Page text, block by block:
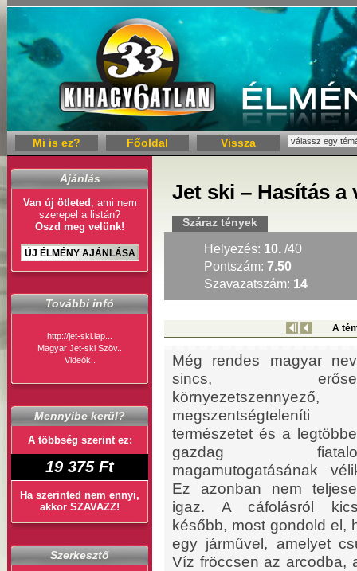
Mi is ez? Főoldal Vissza
Jet ski – Hasítás a
Száraz tények
Helyezés: 10. /40
Pontszám: 7.50
Szavazatszám: 14
A
Még rendes magyar
sincs,
környezetszennyező,
megszentségteleníti
természetet és a
gazdag
magamutogatásának
Ez azonban nem
igaz. A cáfolásról
később, most gondold el,
egy járművel, amelyet
Víz fröccsen az arcodba,
Ajánlás
Van új ötleted , ami nem
szerepel a listán?
Oszd meg velünk!
ÚJ ÉLMÉNY AJÁNLÁSA
További infó
http://jet-ski.lap...
Magyar Jet-ski Szöv..
Videók..
Mennyibe kerül?
A többség szerint ez:
19 375 Ft
Ha szerinted nem ennyi,
akkor SZAVAZZ!
Szerkesztő